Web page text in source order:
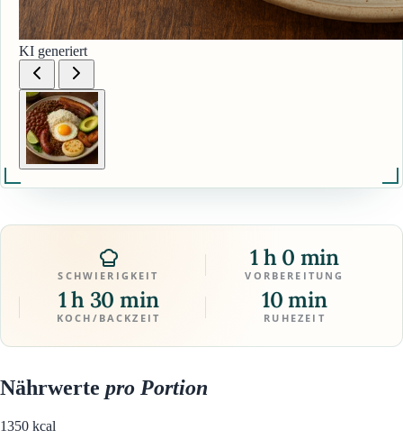
KI generiert
SCHWIERIGKEIT
1 h 0 min
VORBEREITUNG
1 h 30 min
KOCH/BACKZEIT
10 min
RUHEZEIT
Nährwerte pro Portion
1350 kcal